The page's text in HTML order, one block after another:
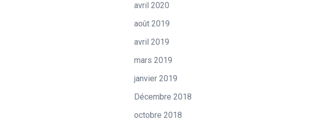
avril 2020
août 2019
avril 2019
mars 2019
janvier 2019
Décembre 2018
octobre 2018